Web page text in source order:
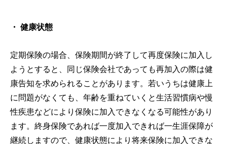
・ 健康状態
定期保険の場合、保険期間が終了して再度保険に加入し
ようとすると、同じ保険会社であっても再加入の際は健
康告知を求められることがあります。若いうちは健康上
に問題がなくても、年齢を重ねていくと生活習慣病や慢
性疾患などにより保険に加入できなくなる可能性があり
ます。終身保険であれば一度加入できれば一生涯保障が
継続しますので、健康状態により将来保険に加入できな